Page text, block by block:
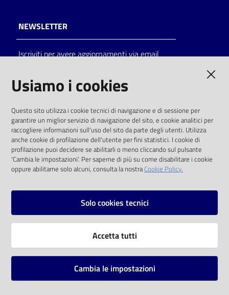
NEWSLETTER
Iscriviti per avere aggiornamenti via email
solo alle condizioni previste dalla direttiva
comunitaria 2003/98/CE e dal d.lgs. 36/2006
SOCIAL
Instagram
Vai alla pagina
Mappa del sito
Usiamo i cookies
Questo sito utilizza i cookie tecnici di navigazione e di sessione per
garantire un miglior servizio di navigazione del sito, e cookie analitici per
raccogliere informazioni sull'uso del sito da parte degli utenti. Utilizza
anche cookie di profilazione dell'utente per fini statistici. I cookie di
profilazione puoi decidere se abilitarli o meno cliccando sul pulsante
'Cambia le impostazioni'. Per saperne di più su come disabilitare i cookie
oppure abilitarne solo alcuni, consulta la nostraCookie Policy.
Solo cookies tecnici
Accetta tutti
Cambia le impostazioni